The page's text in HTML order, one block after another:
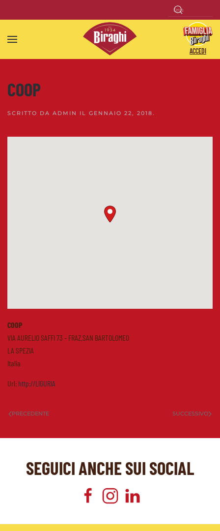
Skip to main content
ACCEDI
COOP
SCRITTO DA ADMIN IL GENNAIO 22, 2018.
COOP
VIA AURELIO SAFFI 73 - FRAZ.SAN BARTOLOMEO
LA SPEZIA
Italia
Url: http://LIGURIA
PRECEDENTE SUCCESSIVO
SEGUICI ANCHE SUI SOCIAL